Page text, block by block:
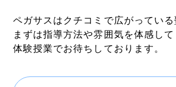
ペガサスはクチコミで広がっている
まずは指導方法や雰囲気を体感して
体験授業でお待ちしております。